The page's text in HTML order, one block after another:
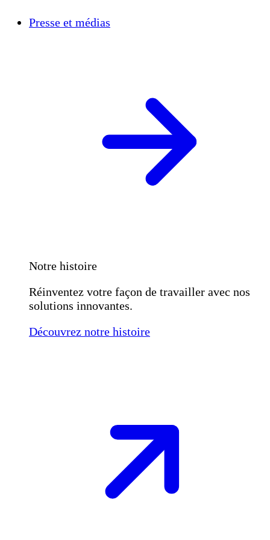
Presse et médias
Notre histoire
Réinventez votre façon de travailler avec nos
solutions innovantes.
Découvrez notre histoire